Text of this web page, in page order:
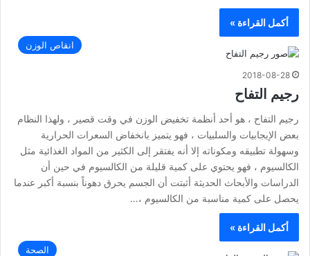
أكمل القراءة »
انقاص الوزن
2018-08-28
رجيم التفاح
رجيم التفاح ، هو أحد أنظمة تخفيض الوزن في وقت قصير ، ولهذا النظام
بعض الإيجابيات والسلبيات ، فهو يتميز بانخفاض السعرات الحرارية
وسهولة تطبيقه ومكوناته إلا أنه يفتقر إلى الكثير من المواد الغذائية مثل
الكالسيوم ، فهو يحتوي على كمية قليلة من الكالسيوم في حين أن
الدراسات والأبحاث الحديثة أثبتت أن الجسم يحرق دهوناً بنسبة أكبر عندما
يحصل على كمية مناسبة من الكالسيوم ،…
أكمل القراءة »
الصحة